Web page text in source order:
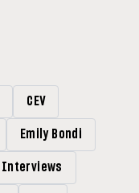
CEV
Emily Bondi
Interviews